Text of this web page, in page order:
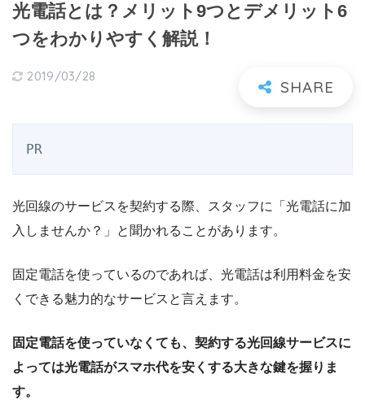
光電話とは？メリット9つとデメリット6
つをわかりやすく解説！
2019/03/28
PR
光回線のサービスを契約する際、スタッフに「光電話に加
入しませんか？」と聞かれることがあります。
固定電話を使っているのであれば、光電話は利用料金を安
くできる魅力的なサービスと言えます。
固定電話を使っていなくても、契約する光回線サービスに
よっては光電話がスマホ代を安くする大きな鍵を握りま
す。